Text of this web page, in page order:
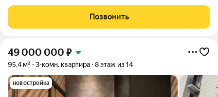
данной квартиры, можно сделать свой желанный ремонт, не
демонтируя старый ремонт от предыдущих
Позвонить
49 000 000 ₽
95,4 м² 3-комн. квартира 8 этаж из 14
новостройка